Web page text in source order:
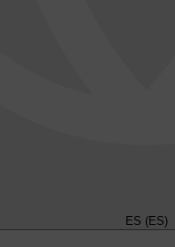
ES (ES)